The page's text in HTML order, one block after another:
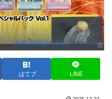
出典:遊戯王OCGチャンネル
はてブ LINE